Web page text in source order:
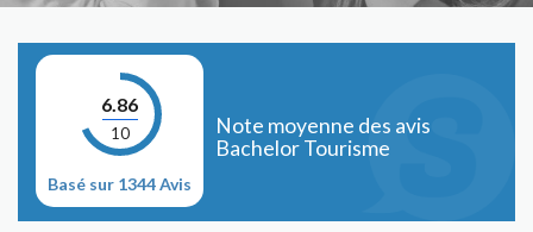
6.86
10
Basé sur 1344 Avis
Note moyenne des avis
Bachelor Tourisme